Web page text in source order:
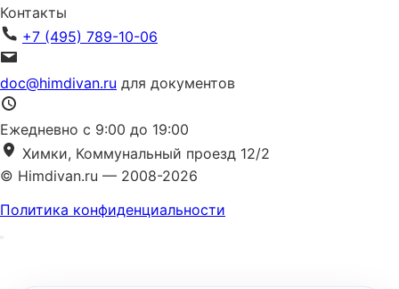
Контакты
+7 (495) 789-10-06
doc@himdivan.ru для документов
Ежедневно с 9:00 до 19:00
Химки, Коммунальный проезд 12/2
© Himdivan.ru — 2008-2026
Политика конфиденциальности